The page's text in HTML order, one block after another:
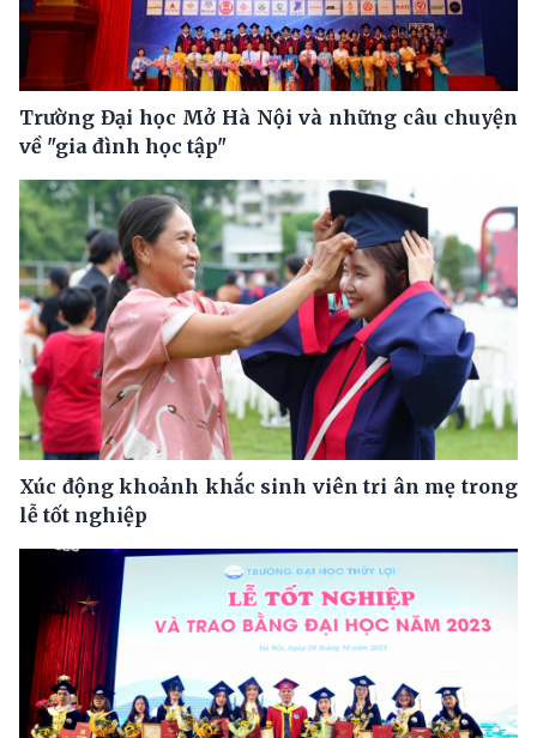
Trường Đại học Mở Hà Nội và những câu chuyện
về "gia đình học tập"
Xúc động khoảnh khắc sinh viên tri ân mẹ trong
lễ tốt nghiệp